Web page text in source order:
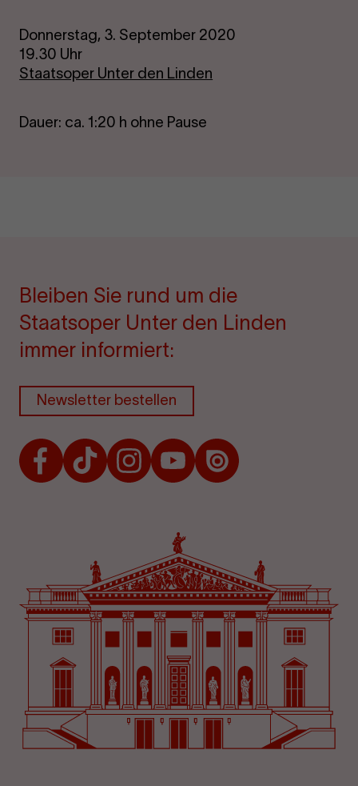
Donnerstag, 3. September 2020
19.30 Uhr
Staatsoper Unter den Linden
Dauer: ca. 1:20 h ohne Pause
Bleiben Sie rund um die
Staatsoper Unter den Linden
immer informiert:
Newsletter bestellen
FacebookTikTokInstagramYoutubeIssuu